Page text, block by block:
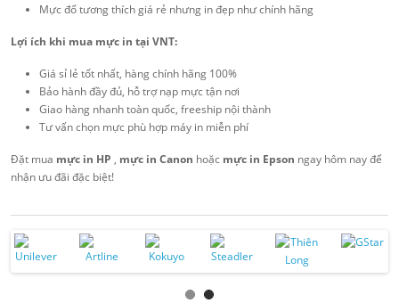
Mực đổ tương thích giá rẻ nhưng in đẹp như chính hãng
Lợi ích khi mua mực in tại VNT:
Giá sỉ lẻ tốt nhất, hàng chính hãng 100%
Bảo hành đầy đủ, hỗ trợ nạp mực tận nơi
Giao hàng nhanh toàn quốc, freeship nội thành
Tư vấn chọn mực phù hợp máy in miễn phí
Đặt mua mực in HP , mực in Canon hoặc mực in Epson ngay hôm nay để
nhận ưu đãi đặc biệt!